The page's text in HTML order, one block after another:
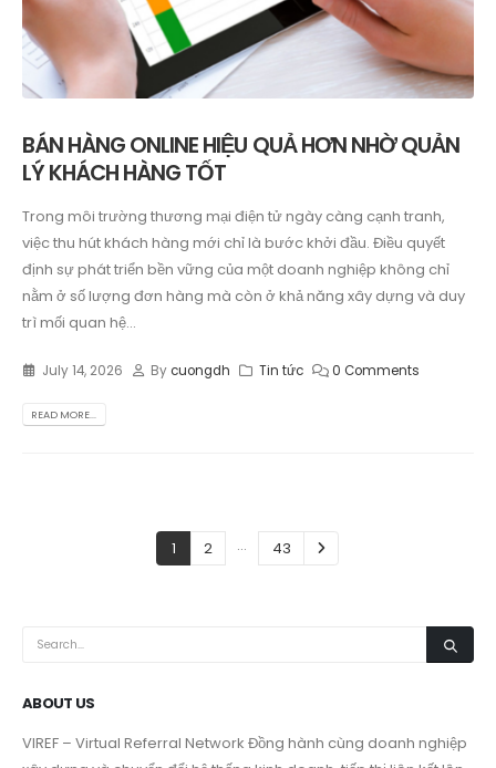
BÁN HÀNG ONLINE HIỆU QUẢ HƠN NHỜ QUẢN
LÝ KHÁCH HÀNG TỐT
Trong môi trường thương mại điện tử ngày càng cạnh tranh,
việc thu hút khách hàng mới chỉ là bước khởi đầu. Điều quyết
định sự phát triển bền vững của một doanh nghiệp không chỉ
nằm ở số lượng đơn hàng mà còn ở khả năng xây dựng và duy
trì mối quan hệ...
July 14, 2026 Bycuongdh Tin tức 0 Comments
READ MORE...
1 2 … 43
ABOUT US
VIREF – Virtual Referral Network Đồng hành cùng doanh nghiệp